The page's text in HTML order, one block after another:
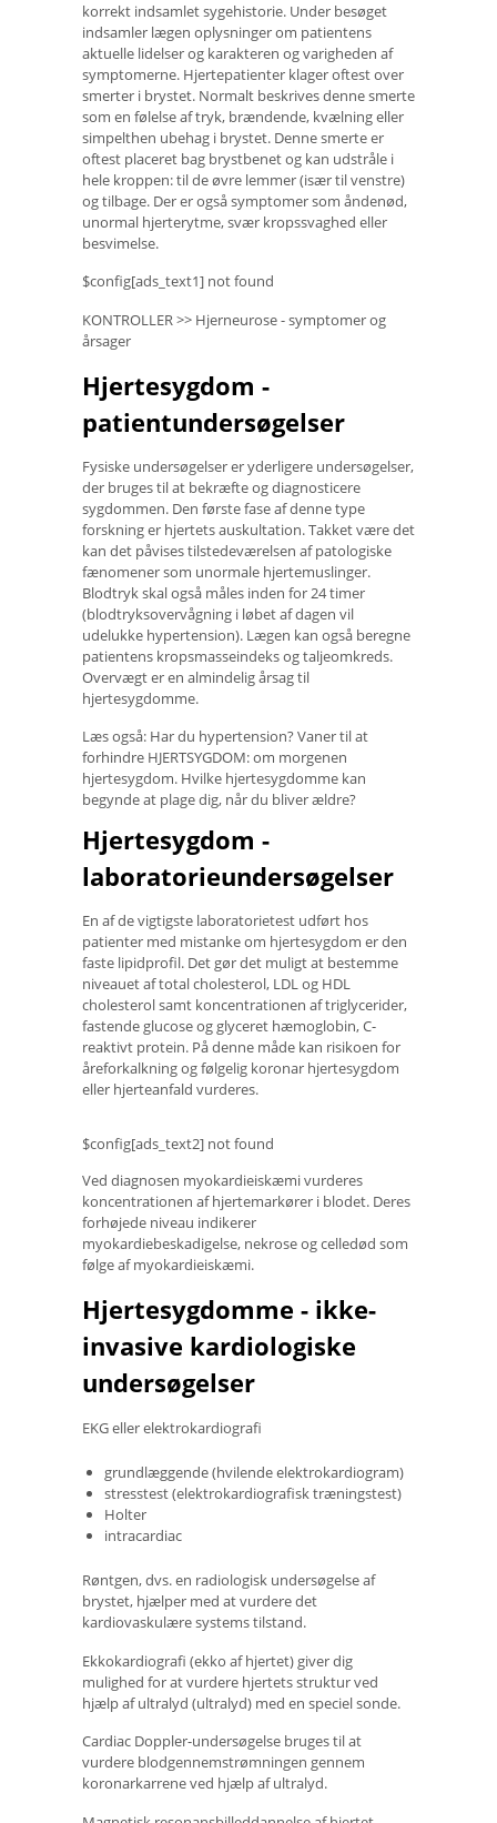
korrekt indsamlet sygehistorie. Under besøget
indsamler lægen oplysninger om patientens
aktuelle lidelser og karakteren og varigheden af ​​
symptomerne. Hjertepatienter klager oftest over
smerter i brystet. Normalt beskrives denne smerte
som en følelse af tryk, brændende, kvælning eller
simpelthen ubehag i brystet. Denne smerte er
oftest placeret bag brystbenet og kan udstråle i
hele kroppen: til de øvre lemmer (især til venstre)
og tilbage. Der er også symptomer som åndenød,
unormal hjerterytme, svær kropssvaghed eller
besvimelse.
$config[ads_text1] not found
KONTROLLER >> Hjerneurose - symptomer og
årsager
Hjertesygdom -
patientundersøgelser
Fysiske undersøgelser er yderligere undersøgelser,
der bruges til at bekræfte og diagnosticere
sygdommen. Den første fase af denne type
forskning er hjertets auskultation. Takket være det
kan det påvises tilstedeværelsen af ​​patologiske
fænomener som unormale hjertemuslinger.
Blodtryk skal også måles inden for 24 timer
(blodtryksovervågning i løbet af dagen vil
udelukke hypertension). Lægen kan også beregne
patientens kropsmasseindeks og taljeomkreds.
Overvægt er en almindelig årsag til
hjertesygdomme.
Læs også: Har du hypertension? Vaner til at
forhindre HJERTSYGDOM: om morgenen
hjertesygdom. Hvilke hjertesygdomme kan
begynde at plage dig, når du bliver ældre?
Hjertesygdom -
laboratorieundersøgelser
En af de vigtigste laboratorietest udført hos
patienter med mistanke om hjertesygdom er den
faste lipidprofil. Det gør det muligt at bestemme
niveauet af total cholesterol, LDL og HDL
cholesterol samt koncentrationen af ​​triglycerider,
fastende glucose og glyceret hæmoglobin, C-
reaktivt protein. På denne måde kan risikoen for
åreforkalkning og følgelig koronar hjertesygdom
eller hjerteanfald vurderes.
$config[ads_text2] not found
Ved diagnosen myokardieiskæmi vurderes
koncentrationen af ​​hjertemarkører i blodet. Deres
forhøjede niveau indikerer
myokardiebeskadigelse, nekrose og celledød som
følge af myokardieiskæmi.
Hjertesygdomme - ikke-
invasive kardiologiske
undersøgelser
EKG eller elektrokardiografi
grundlæggende (hvilende elektrokardiogram)
stresstest (elektrokardiografisk træningstest)
Holter
intracardiac
Røntgen, dvs. en radiologisk undersøgelse af
brystet, hjælper med at vurdere det
kardiovaskulære systems tilstand.
Ekkokardiografi (ekko af hjertet) giver dig
mulighed for at vurdere hjertets struktur ved
hjælp af ultralyd (ultralyd) med en speciel sonde.
Cardiac Doppler-undersøgelse bruges til at
vurdere blodgennemstrømningen gennem
koronarkarrene ved hjælp af ultralyd.